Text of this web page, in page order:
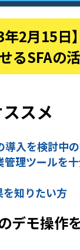
2月15日
るSFAの
スメ
導入を検討中
理ツールを
知りたい方
デモ操作